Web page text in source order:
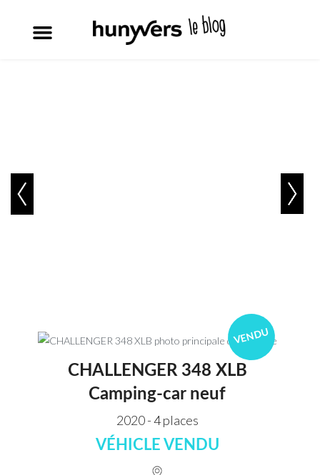
VENDU
CHALLENGER 348 XLB
Camping-car neuf
2020 - 4 places
VÉHICLE VENDU